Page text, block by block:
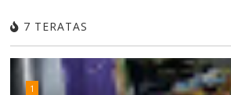
7 TERATAS
1